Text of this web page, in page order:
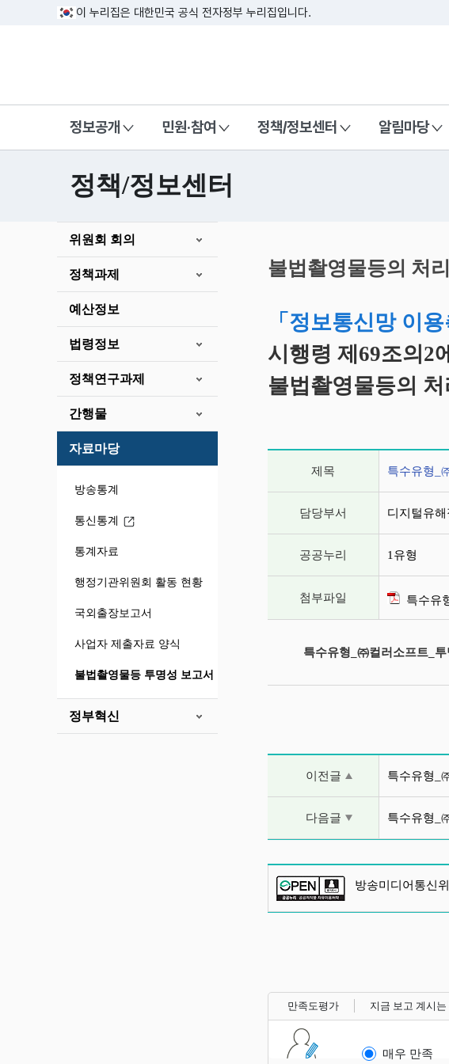
이 누리집은 대한민국 공식 전자정부 누리집입니다.
정보공개 민원·참여 정책/정보센터 알림마당
정책/정보센터
위원회 회의
정책과제
예산정보
법령정보
정책연구과제
간행물
자료마당
방송통계
통신통계
통계자료
행정기관위원회 활동 현황
국외출장보고서
사업자 제출자료 양식
불법촬영물등 투명성 보고서
정부혁신
시
작
불법촬영물등의 처
「정보통신망 이
시행령 제69조의2
불법촬영물등의
제목 특수유형_
담당부서 디지털유
공공누리 1유형
첨부파일 특수유
특수유형_㈜컬러소프트_
이전글 특수유형_
다음글 특수유형_
방송미디어통신
만족도평가 지금 보고 계시
매우 만족